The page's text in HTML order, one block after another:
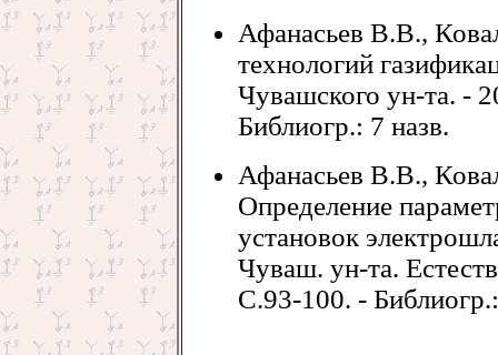
Афанасьев В.В.,
технологий
Чувашского ун-та. -
Библиогр.: 7 назв.
Афанасьев В.В.,
Определение
установок
Чуваш. ун-та.
С.93-100. -